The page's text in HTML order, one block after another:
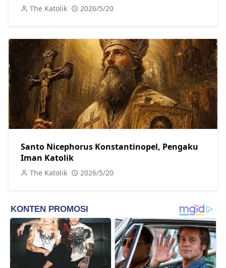
The Katolik 2026/5/20
Santo Nicephorus Konstantinopel, Pengaku
Iman Katolik
The Katolik 2026/5/20